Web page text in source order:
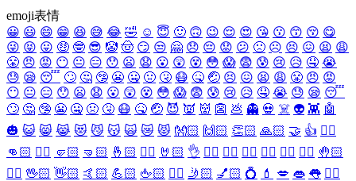
emoji表情
😀 😃 😄 😁 😆 😅 😂 🤣 ☺️ 😇 🙂 🙃 😉 😌 😍 😘 😗 😙 😚 😋
😜 😝 😛 🤑 🤓 😎 🤡 🤠 😏 😒 🤗 😞 😔 😟 😕 🙁 ☹️ 😣 😖 😫 😩
😤 😠 😡 😶 😐 😑 😯 😦 😧 😮 😲 😵 😳 😱 😨 😰 😢 😥 🤤 😭
😓 😪 😴 🙄 🤔 🤥 😬 🤐 🤢 🤧 😷 🤒 🤕 😣 😖 😫 😩 😤 😠 😡
😶 😐 😑 😯 😦 😧 😮 😲 😵 😳 😱 😨 😰 😢 😥 🤤 😭 😓 😪 😴
🙄 🤔 🤥 😬 🤐 🤢 🤧 😷 🤒 🤕 😈 👿 👹 👺 💩 👻 💀 ☠️ 👽 👾 🤖
🎃 😺 😸 😹 😻 😼 😽 🙀 😿 😾 👐🏻 🙌🏻 👏🏻 🙏🏻 🤝 👍 👎🏻
👊🏻 ✊🏻 🤛🏻 🤜🏻 🤞🏻 ✌🏻 🤘🏻 👌 👈🏻 👉🏻 👆🏻 👇🏻 ☝🏻 ✋🏻 🤚🏻
🖐🏻 🖖🏻 👋🏻 🤙🏻 💪🏻 🖕🏻 ✍🏻 🤳🏻 💅🏻 💍 💄 💋 👄 👅 👂🏻